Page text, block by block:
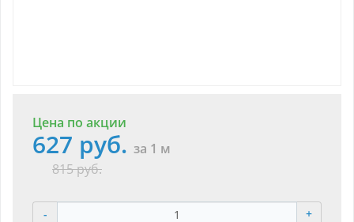
Цена по акции
627 руб. за 1 м
815 руб.
- +